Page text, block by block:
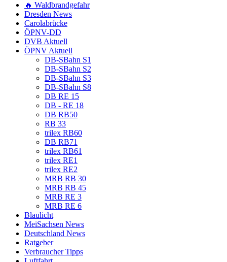
🔥 Waldbrandgefahr
Dresden News
Carolabrücke
ÖPNV-DD
DVB Aktuell
ÖPNV Aktuell
DB-SBahn S1
DB-SBahn S2
DB-SBahn S3
DB-SBahn S8
DB RE 15
DB - RE 18
DB RB50
RB 33
trilex RB60
DB RB71
trilex RB61
trilex RE1
trilex RE2
MRB RB 30
MRB RB 45
MRB RE 3
MRB RE 6
Blaulicht
MeiSachsen News
Deutschland News
Ratgeber
Verbraucher Tipps